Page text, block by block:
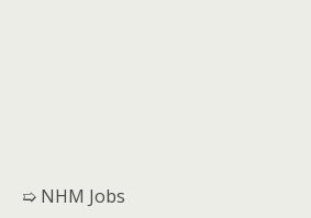
➯ NHM Jobs